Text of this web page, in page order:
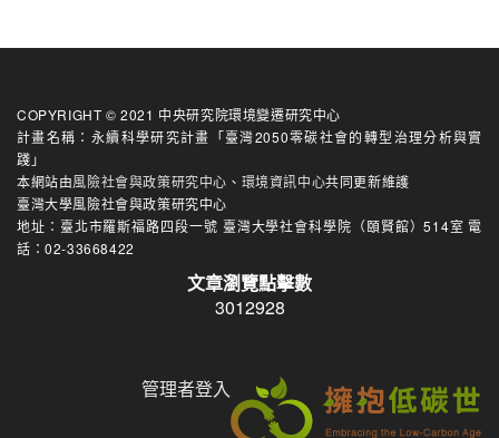
COPYRIGHT © 2021 中央研究院環境變遷研究中心
計畫名稱：永續科學研究計畫「臺灣2050零碳社會的轉型治理分析與實
踐」
本網站由風險社會與政策研究中心 、 環境資訊中心共同更新維護
臺灣大學風險社會與政策研究中心
地址：臺北市羅斯福路四段一號 臺灣大學社會科學院（頤賢館）514室 電
話：02-33668422
文章瀏覽點擊數
3012928
管理者登入